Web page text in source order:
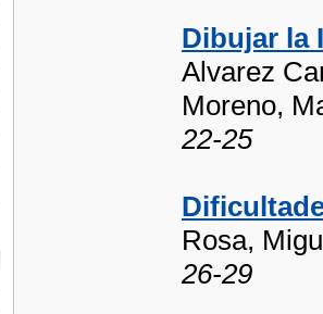
Dibujar la
Alvarez
Moreno,
22-25
Rosa,
26-29